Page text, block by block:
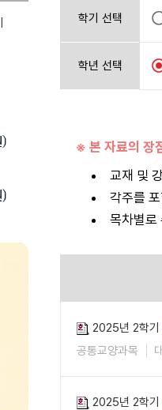
학기 선택
학년 선택
※ 본 자료의 장
교재 및
각주를
목차별로
2025년 2학기
공통교양과목
2025년 2학기